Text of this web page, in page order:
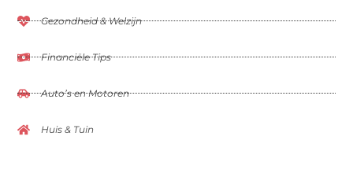
Gezondheid & Welzijn
Financiële Tips
Auto’s en Motoren
Huis & Tuin